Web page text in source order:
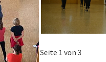
Seite 1 von 3